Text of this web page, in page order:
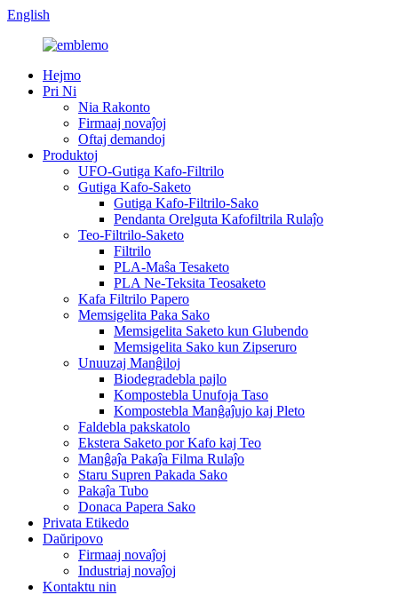
English
Hejmo
Pri Ni
Nia Rakonto
Firmaaj novaĵoj
Oftaj demandoj
Produktoj
UFO-Gutiga Kafo-Filtrilo
Gutiga Kafo-Saketo
Gutiga Kafo-Filtrilo-Sako
Pendanta Orelguta Kafofiltrila Rulaĵo
Teo-Filtrilo-Saketo
Filtrilo
PLA-Maŝa Tesaketo
PLA Ne-Teksita Teosaketo
Kafa Filtrilo Papero
Memsigelita Paka Sako
Memsigelita Saketo kun Glubendo
Memsigelita Sako kun Zipseruro
Unuuzaj Manĝiloj
Biodegradebla pajlo
Kompostebla Unufoja Taso
Kompostebla Manĝaĵujo kaj Pleto
Faldebla pakskatolo
Ekstera Saketo por Kafo kaj Teo
Manĝaĵa Pakaĵa Filma Rulaĵo
Staru Supren Pakada Sako
Pakaĵa Tubo
Donaca Papera Sako
Privata Etikedo
Daŭripovo
Firmaaj novaĵoj
Industriaj novaĵoj
Kontaktu nin